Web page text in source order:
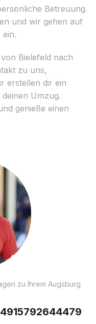
Betreuung.
und wir gehen auf
Bielefeld nach
zu uns,
erstellen dir ein
Umzug.
genieße einen
zu Ihrem Augsburg